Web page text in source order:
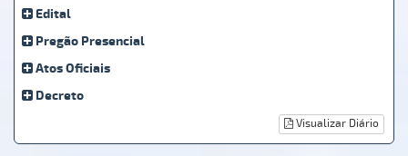
Edital
Pregão Presencial
Atos Oficiais
Decreto
Visualizar Diário